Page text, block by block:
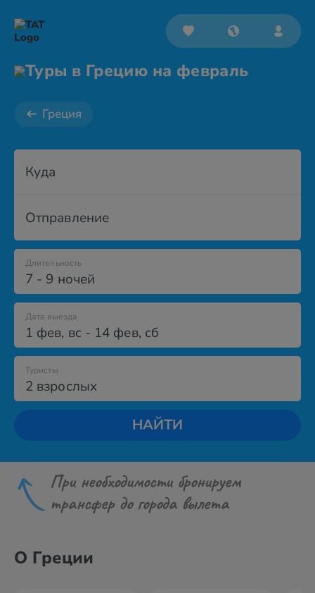
Туры в Грецию на февраль
Греция
Куда
Отправление
7 - 9 ночей
Длительность
Дата выезда
1 фев, вс- 14 фев, сб
2 взрослых
Туристы
НАЙТИ
При необходимости бронируем
трансфер до города вылета
О Греции